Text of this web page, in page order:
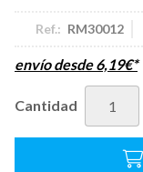
Ref.: RM30012
envío desde6,19€*
Cantidad